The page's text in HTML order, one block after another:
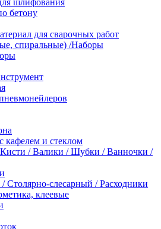
шлифования
бетону
для сварочных работ
спиральные) /Наборы
кафелем и стеклом
/ Валики / Шубки / Ванночки /
слесарный / Расходники
клеевые